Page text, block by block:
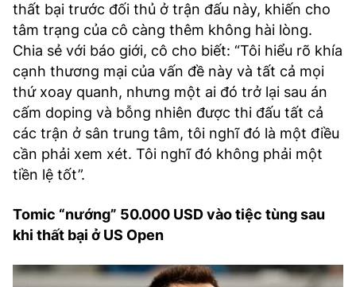
thất bại trước đối thủ ở trận đấu này, khiến cho
tâm trạng của cô càng thêm không hài lòng.
Chia sẻ với báo giới, cô cho biết: “Tôi hiểu rõ khía
cạnh thương mại của vấn đề này và tất cả mọi
thứ xoay quanh, nhưng một ai đó trở lại sau án
cấm doping và bỗng nhiên được thi đấu tất cả
các trận ở sân trung tâm, tôi nghĩ đó là một điều
cần phải xem xét. Tôi nghĩ đó không phải một
tiền lệ tốt”.
Tomic “nướng” 50.000 USD vào tiệc tùng sau
khi thất bại ở US Open